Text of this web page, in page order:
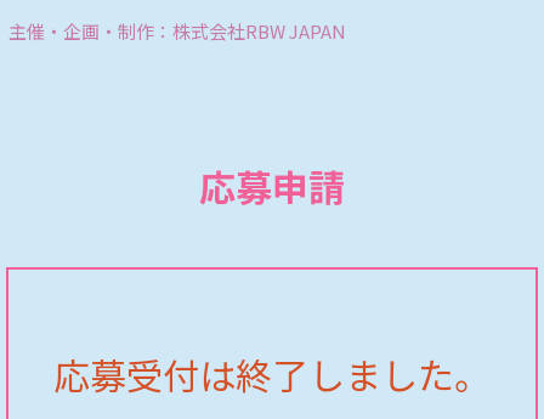
主催・企画・制作：株式会社RBW JAPAN
応募申請
応募受付は終了しました。